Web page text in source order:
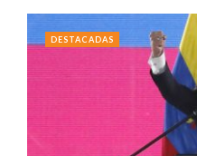
DESTACADAS